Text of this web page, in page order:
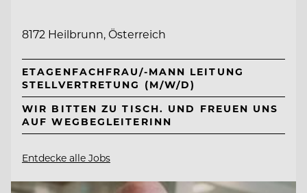
8172 Heilbrunn, Österreich
ETAGENFACHFRAU/-MANN LEITUNG
STELLVERTRETUNG (M/W/D)
WIR BITTEN ZU TISCH. UND FREUEN UNS
AUF WEGBEGLEITERINN
Entdecke alle Jobs